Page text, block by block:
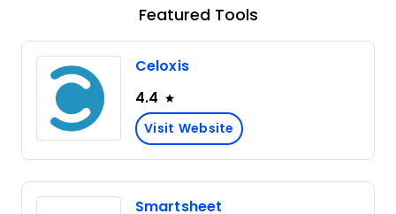
Featured Tools
Celoxis
4.4
Visit Website
Smartsheet